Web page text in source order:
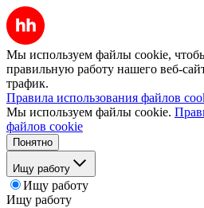
Мы используем файлы cookie,
правильную работу нашего веб-
трафик.
Правила использования файлов
Мы используем файлы cookie.
файлов cookie
Понятно
Ищу работу
Ищу работу
Ищу работу